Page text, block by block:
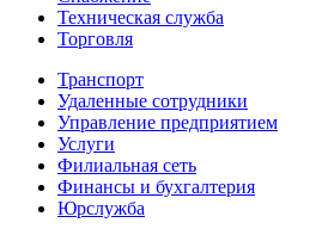
Техническая служба
Торговля
Транспорт
Удаленные сотрудники
Управление предприятием
Услуги
Филиальная сеть
Финансы и бухгалтерия
Юрслужба